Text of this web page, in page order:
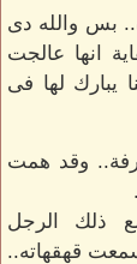
بس والله دى
انها عالجت
يبارك لها فى
وقد همت
ذلك الرجل
قهقهاته..